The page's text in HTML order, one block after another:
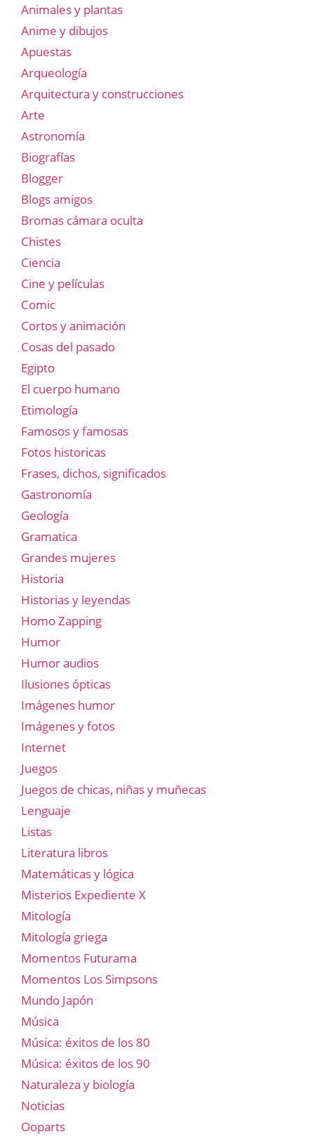
Animales y plantas
Anime y dibujos
Apuestas
Arqueología
Arquitectura y construcciones
Arte
Astronomía
Biografías
Blogger
Blogs amigos
Bromas cámara oculta
Chistes
Ciencia
Cine y películas
Comic
Cortos y animación
Cosas del pasado
Egipto
El cuerpo humano
Etimología
Famosos y famosas
Fotos historicas
Frases, dichos, significados
Gastronomía
Geología
Gramatica
Grandes mujeres
Historia
Historias y leyendas
Homo Zapping
Humor
Humor audios
Ilusiones ópticas
Imágenes humor
Imágenes y fotos
Internet
Juegos
Juegos de chicas, niñas y muñecas
Lenguaje
Listas
Literatura libros
Matemáticas y lógica
Misterios Expediente X
Mitología
Mitología griega
Momentos Futurama
Momentos Los Simpsons
Mundo Japón
Música
Música: éxitos de los 80
Música: éxitos de los 90
Naturaleza y biología
Noticias
Ooparts